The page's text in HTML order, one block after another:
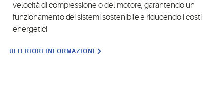
velocità di compressione o del motore, garantendo un
funzionamento dei sistemi sostenibile e riducendo i costi
energetici
ULTERIORI INFORMAZIONI